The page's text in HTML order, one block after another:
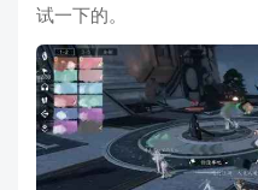
试一下的。